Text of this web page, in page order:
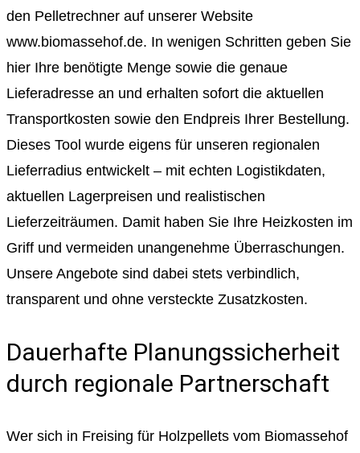
den Pelletrechner auf unserer Website
www.biomassehof.de. In wenigen Schritten geben Sie
hier Ihre benötigte Menge sowie die genaue
Lieferadresse an und erhalten sofort die aktuellen
Transportkosten sowie den Endpreis Ihrer Bestellung.
Dieses Tool wurde eigens für unseren regionalen
Lieferradius entwickelt – mit echten Logistikdaten,
aktuellen Lagerpreisen und realistischen
Lieferzeiträumen. Damit haben Sie Ihre Heizkosten im
Griff und vermeiden unangenehme Überraschungen.
Unsere Angebote sind dabei stets verbindlich,
transparent und ohne versteckte Zusatzkosten.
Dauerhafte Planungssicherheit
durch regionale Partnerschaft
Wer sich in Freising für Holzpellets vom Biomassehof